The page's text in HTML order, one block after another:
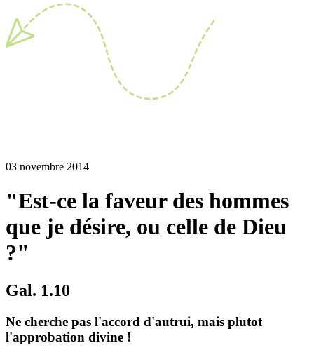
03 novembre 2014
"Est-ce la faveur des hommes
que je désire, ou celle de Dieu
?"
Gal. 1.10
Ne cherche pas l'accord d'autrui, mais plutot
l'approbation divine !